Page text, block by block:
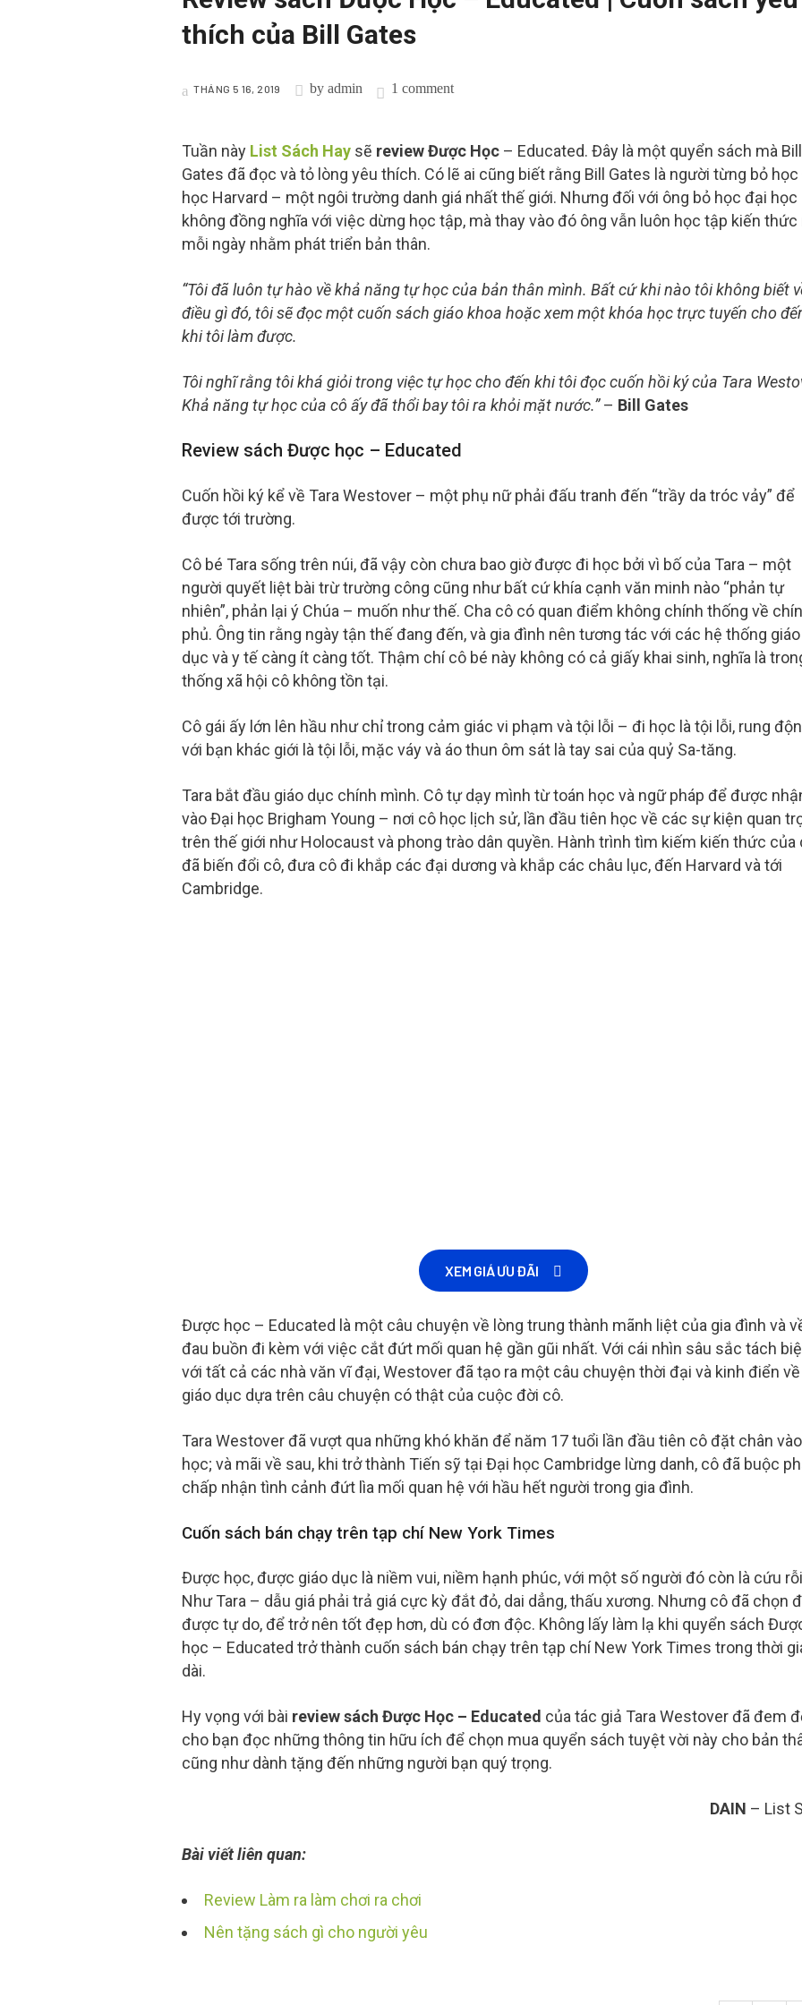
thích của Bill Gates
THÁNG 5 16, 2019 by admin 1 comment
Tuần này List Sách Haysẽ review Được Học– Educated. Đây là một quyển sách mà Bill
Gates đã đọc và tỏ lòng yêu thích. Có lẽ ai cũng biết rằng Bill Gates là người từng bỏ
học Harvard – một ngôi trường danh giá nhất thế giới. Nhưng đối với ông bỏ học đại học
không đồng nghĩa với việc dừng học tập, mà thay vào đó ông vẫn luôn học tập kiến thức
mỗi ngày nhằm phát triển bản thân.
“Tôi đã luôn tự hào về khả năng tự học của bản thân mình. Bất cứ khi nào tôi không biết
điều gì đó, tôi sẽ đọc một cuốn sách giáo khoa hoặc xem một khóa học trực tuyến cho
khi tôi làm được.
Tôi nghĩ rằng tôi khá giỏi trong việc tự học cho đến khi tôi đọc cuốn hồi ký của Tara
Khả năng tự học của cô ấy đã thổi bay tôi ra khỏi mặt nước.”– Bill Gates
Review sách Được học – Educated
Cuốn hồi ký kể về Tara Westover – một phụ nữ phải đấu tranh đến “trầy da tróc vảy” để
được tới trường.
Cô bé Tara sống trên núi, đã vậy còn chưa bao giờ được đi học bởi vì bố của Tara – một
người quyết liệt bài trừ trường công cũng như bất cứ khía cạnh văn minh nào “phản tự
nhiên”, phản lại ý Chúa – muốn như thế. Cha cô có quan điểm không chính thống về
phủ. Ông tin rằng ngày tận thế đang đến, và gia đình nên tương tác với các hệ thống giáo
dục và y tế càng ít càng tốt. Thậm chí cô bé này không có cả giấy khai sinh, nghĩa là
thống xã hội cô không tồn tại.
Cô gái ấy lớn lên hầu như chỉ trong cảm giác vi phạm và tội lỗi – đi học là tội lỗi, rung
với bạn khác giới là tội lỗi, mặc váy và áo thun ôm sát là tay sai của quỷ Sa-tăng.
Tara bắt đầu giáo dục chính mình. Cô tự dạy mình từ toán học và ngữ pháp để được
vào Đại học Brigham Young – nơi cô học lịch sử, lần đầu tiên học về các sự kiện quan
trên thế giới như Holocaust và phong trào dân quyền. Hành trình tìm kiếm kiến thức của
đã biến đổi cô, đưa cô đi khắp các đại dương và khắp các châu lục, đến Harvard và tới
Cambridge.
XEM GIÁ ƯU ĐÃI
Được học – Educated là một câu chuyện về lòng trung thành mãnh liệt của gia đình và
đau buồn đi kèm với việc cắt đứt mối quan hệ gần gũi nhất. Với cái nhìn sâu sắc tách
với tất cả các nhà văn vĩ đại, Westover đã tạo ra một câu chuyện thời đại và kinh điển về
giáo dục dựa trên câu chuyện có thật của cuộc đời cô.
Tara Westover đã vượt qua những khó khăn để năm 17 tuổi lần đầu tiên cô đặt chân
học; và mãi về sau, khi trở thành Tiến sỹ tại Đại học Cambridge lừng danh, cô đã buộc
chấp nhận tình cảnh đứt lìa mối quan hệ với hầu hết người trong gia đình.
Cuốn sách bán chạy trên tạp chí New York Times
Được học, được giáo dục là niềm vui, niềm hạnh phúc, với một số người đó còn là cứu
Như Tara – dẫu giá phải trả giá cực kỳ đắt đỏ, dai dẳng, thấu xương. Nhưng cô đã chọn
được tự do, để trở nên tốt đẹp hơn, dù có đơn độc. Không lấy làm lạ khi quyển sách
học – Educated trở thành cuốn sách bán chạy trên tạp chí New York Times trong thời
dài.
Hy vọng với bài review sách Được Học – Educated của tác giả Tara Westover đã đem
cho bạn đọc những thông tin hữu ích để chọn mua quyển sách tuyệt vời này cho bản
cũng như dành tặng đến những người bạn quý trọng.
DAIN – List
Bài viết liên quan:
Review Làm ra làm chơi ra chơi
Nên tặng sách gì cho người yêu